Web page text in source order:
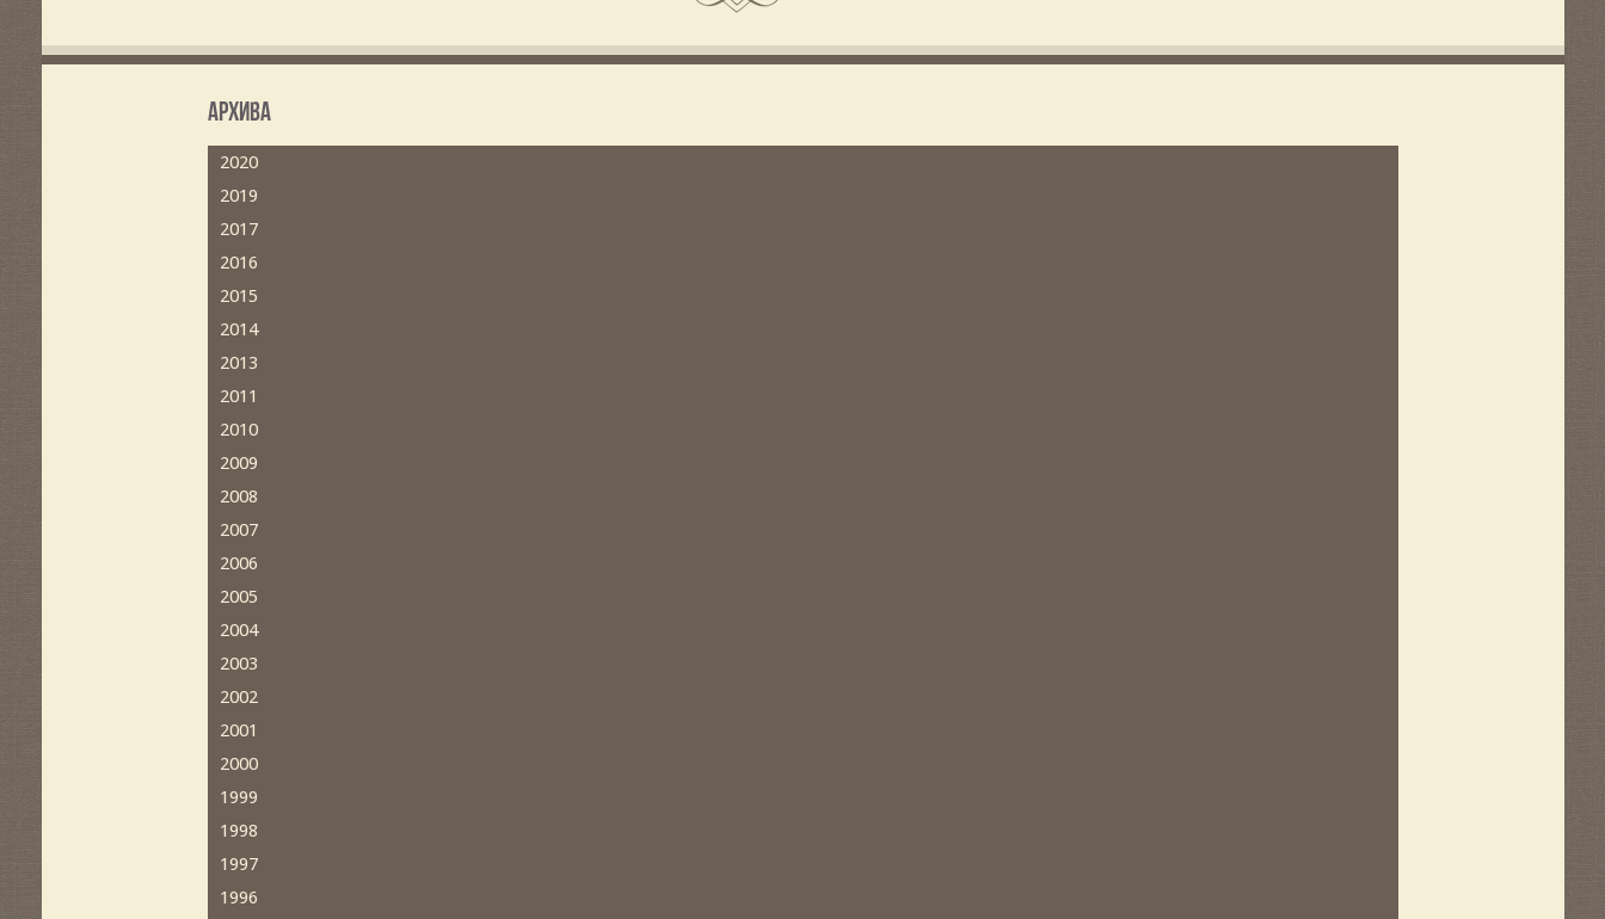
Архива
2020
2019
2017
2016
2015
2014
2013
2011
2010
2009
2008
2007
2006
2005
2004
2003
2002
2001
2000
1999
1998
1997
1996